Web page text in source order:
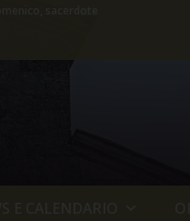
sacerdote
E CALENDARIO